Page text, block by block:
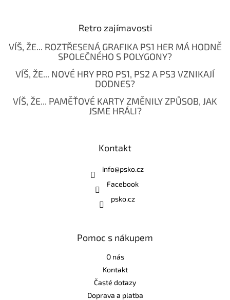
Retro zajímavosti
VÍŠ, ŽE... ROZTŘESENÁ GRAFIKA PS1 HER MÁ HODNĚ
SPOLEČNÉHO S POLYGONY?
VÍŠ, ŽE... NOVÉ HRY PRO PS1, PS2 A PS3 VZNIKAJÍ
DODNES?
VÍŠ, ŽE... PAMĚŤOVÉ KARTY ZMĚNILY ZPŮSOB, JAK
JSME HRÁLI?
Kontakt
info@psko.cz
Facebook
psko.cz
Pomoc s nákupem
O nás
Kontakt
Časté dotazy
Doprava a platba